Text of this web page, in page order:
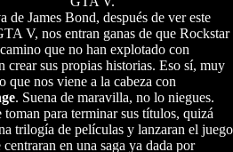
de James Bond, después de ver este
V, nos entran ganas de que Rockstar
que no han explotado con
crear sus propias historias. Eso sí, muy
que nos viene a la cabeza con
. Suena de maravilla, no lo niegues.
para terminar sus títulos, quizá
trilogía de películas y lanzaran el juego
en una saga ya dada por